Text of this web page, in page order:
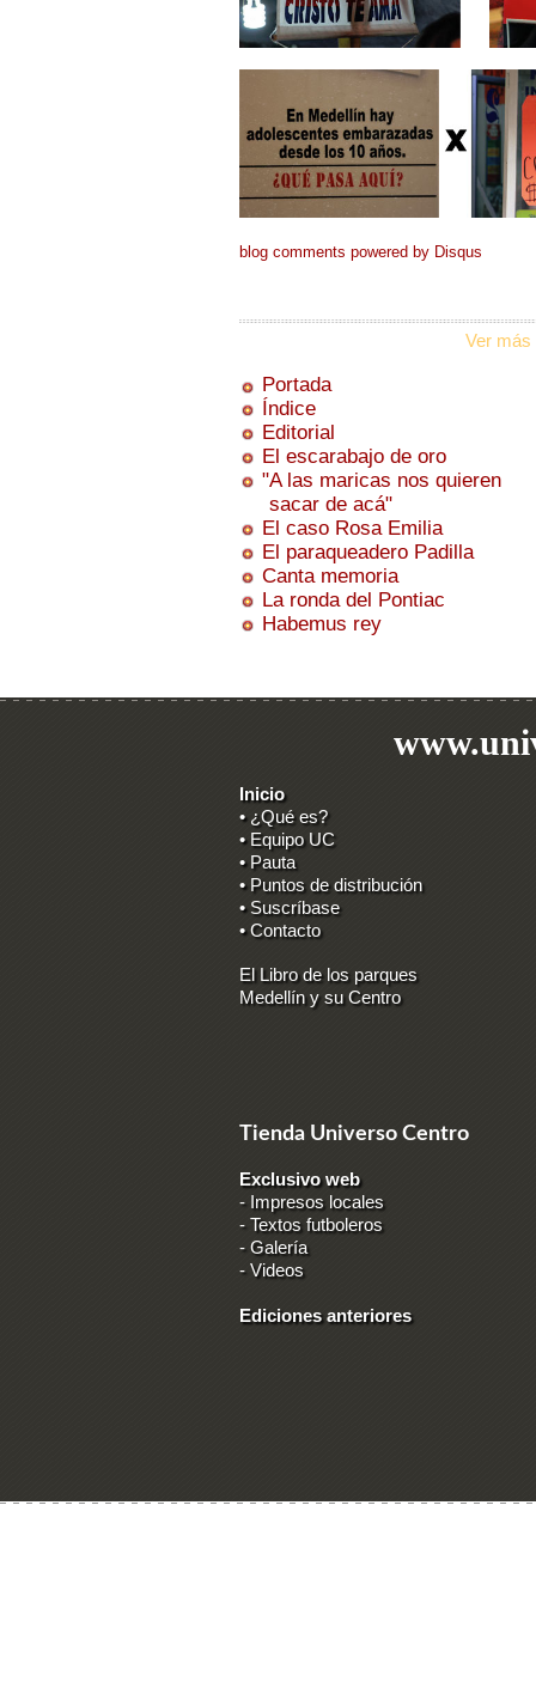
blog comments powered by Disqus
Ver más
Portada
Índice
Editorial
El escarabajo de oro
"A las maricas nos quieren
sacar de acá"
El caso Rosa Emilia
El paraqueadero Padilla
Canta memoria
La ronda del Pontiac
Habemus rey
Inicio
• ¿Qué es?
• Equipo UC
• Pauta
• Puntos de distribución
• Suscríbase
• Contacto
El Libro de los parques
Medellín y su Centro
Tienda Universo Centro
Exclusivo web
- Impresos locales
- Textos futboleros
-Galería
-Videos
Ediciones anteriores